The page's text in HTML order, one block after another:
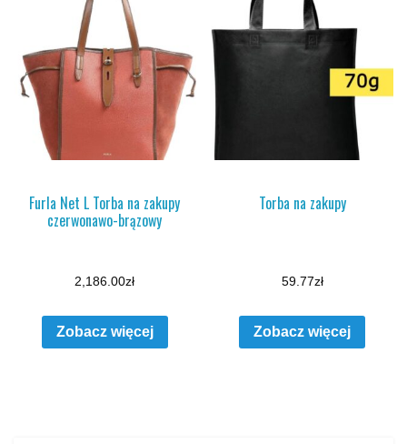
Furla Net L Torba na zakupy
czerwonawo-brązowy
2,186.00zł
Zobacz więcej
Torba na zakupy
59.77zł
Zobacz więcej